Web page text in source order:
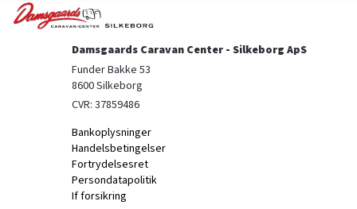
Damsgaards Caravan Center - Silkeborg ApS
Funder Bakke 53
8600 Silkeborg
CVR: 37859486
Bankoplysninger
Handelsbetingelser
Fortrydelsesret
Persondatapolitik
If forsikring